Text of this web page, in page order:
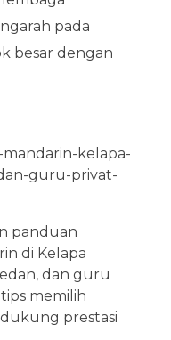
pada
besar dengan
kelapa-
guru-privat-
panduan
di Kelapa
dan guru
memilih
prestasi